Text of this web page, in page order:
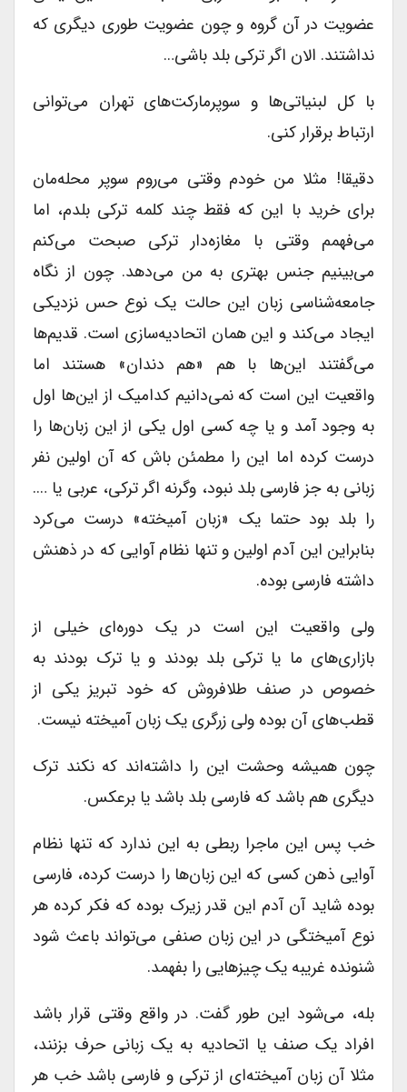
عضویت در آن گروه و چون عضویت طوری دیگری که
نداشتند. الان اگر ترکی بلد باشی…
با کل لبنیاتی‌ها و سوپرمارکت‌های تهران می‌توانی
ارتباط برقرار کنی.
دقیقا! مثلا من خودم وقتی می‌روم سوپر محله‌مان
برای خرید با این که فقط چند کلمه ترکی بلدم، اما
می‌فهمم وقتی با مغازه‌دار ترکی صبحت می‌کنم
می‌بینیم جنس بهتری به من می‌دهد. چون از نگاه
جامعه‌شناسی زبان این حالت یک نوع حس نزدیکی
ایجاد می‌کند و این همان اتحادیه‌سازی است. قدیم‌ها
می‌گفتند این‌ها با هم «هم دندان» هستند اما
واقعیت این است که نمی‌دانیم کدامیک از این‌ها اول
به وجود آمد و یا چه کسی اول یکی از این زبان‌ها را
درست کرده اما این را مطمئن باش که آن اولین نفر
زبانی به جز فارسی بلد نبود، وگرنه اگر ترکی، عربی یا ….
را بلد بود حتما یک «زبان آمیخته» درست می‌کرد
بنابراین این آدم اولین و تنها نظام آوایی که در ذهنش
داشته فارسی بوده.
ولی واقعیت این است در یک دوره‌ای خیلی از
بازاری‌های ما یا ترکی بلد بودند و یا ترک بودند به
خصوص در صنف طلافروش که خود تبریز یکی از
قطب‌های آن بوده ولی زرگری یک زبان آمیخته نیست.
چون همیشه وحشت این را داشته‌اند که نکند ترک
دیگری هم باشد که فارسی بلد باشد یا برعکس.
خب پس این ماجرا ربطی به این ندارد که تنها نظام
آوایی ذهن کسی که این زبان‌ها را درست کرده، فارسی
بوده شاید آن آدم این قدر زیرک بوده که فکر کرده هر
نوع آمیختگی در این زبان صنفی می‌تواند باعث شود
شنونده غریبه یک چیزهایی را بفهمد.
بله، می‌شود این طور گفت. در واقع وقتی قرار باشد
افراد یک صنف یا اتحادیه به یک زبانی حرف بزنند،
مثلا آن زبان آمیخته‌ای از ترکی و فارسی باشد خب هر